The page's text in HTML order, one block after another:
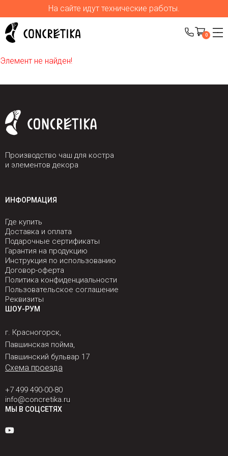
На сайте идут технические работы.
0
Элемент не найден!
Производство чаш для костра
и элементов декора
ИНФОРМАЦИЯ
Где купить
Доставка и оплата
Подарочные сертификаты
Гарантия на продукцию
Инструкция по использованию
Договор-оферта
Политика конфиденциальности
Пользовательское соглашение
Реквизиты
ШОУ-РУМ
г. Красногорск,
Павшинская пойма,
Павшинский бульвар 17
Схема проезда
+7 499 490-00-80
info@concretika.ru
МЫ В СОЦСЕТЯХ